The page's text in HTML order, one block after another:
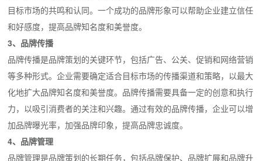
目标市场的共鸣和认同。一个成功的品牌形象可以帮助企业建立信任
和好感度，提高品牌知名度和美誉度。
3、品牌传播
品牌传播是品牌策划的关键环节，包括广告、公关、促销和网络营销
等多种形式。企业需要确定适合目标市场的传播渠道和策略，以最大
化地扩大品牌知名度和美誉度。品牌传播需要具备一定的创意和执行
力，以吸引消费者的关注和兴趣。通过有效的品牌传播，企业可以增
加品牌曝光率，加强品牌印象，提高品牌忠诚度。
4、品牌管理
品牌管理是品牌策划的长期任务，包括品牌保护、品牌扩展和品牌升